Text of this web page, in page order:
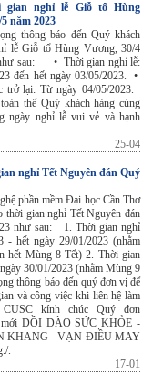
gian nghỉ lễ Giỗ tổ Hùng
năm 2023
thông báo đến Quý khách
lễ Giỗ tổ Hùng Vương, 30/4
như sau: • Thời gian nghỉ lễ:
đến hết ngày 03/05/2023. •
trở lại: Từ ngày 04/05/2023.
thể Quý khách hàng cùng
ngày nghỉ lễ vui vẻ và hạnh
25-04
nghỉ Tết Nguyên đán Quý
phần mềm Đại học Cần Thơ
thời gian nghỉ Tết Nguyên đán
như sau: 1. Thời gian nghỉ
- hết ngày 29/01/2023 (nhằm
hết Mùng 8 Tết) 2. Thời gian
30/01/2023 (nhằm Mùng 9
thông báo đến quý đơn vị để
và công việc khi liên hệ làm
kính chúc Quý đơn
mới DỒI DÀO SỨC KHỎE -
KHANG - VẠN ĐIỀU MAY
.
17-01